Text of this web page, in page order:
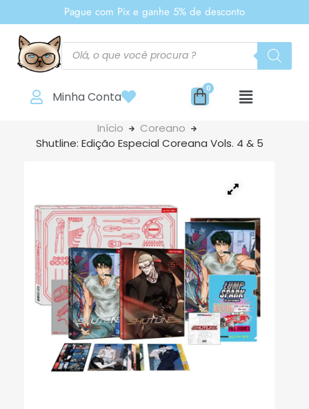
Pague com Pix e ganhe 5% de desconto
Minha Conta
Início
Coreano
Shutline: Edição Especial Coreana Vols. 4 & 5